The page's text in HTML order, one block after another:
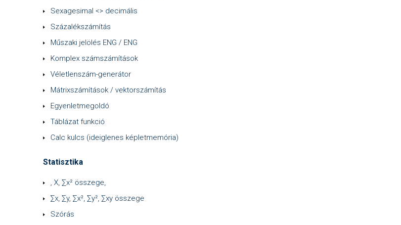
Sexagesimal <> decimális
Százalékszámítás
Műszaki jelölés ENG / ENG
Komplex számszámítások
Véletlenszám-generátor
Mátrixszámítások / vektorszámítás
Egyenletmegoldó
Táblázat funkció
Calc kulcs (ideiglenes képletmemória)
Statisztika
, X, ∑x² összege,
∑x, ∑y, ∑x², ∑y², ∑xy összege
Szórás